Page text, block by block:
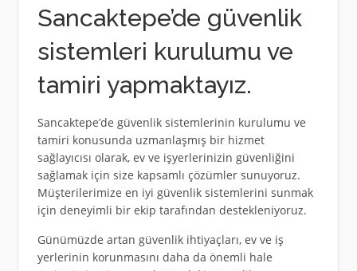
Sancaktepe’de güvenlik
sistemleri kurulumu ve
tamiri yapmaktayız.
Sancaktepe’de güvenlik sistemlerinin kurulumu ve
tamiri konusunda uzmanlaşmış bir hizmet
sağlayıcısı olarak, ev ve işyerlerinizin güvenliğini
sağlamak için size kapsamlı çözümler sunuyoruz.
Müşterilerimize en iyi güvenlik sistemlerini sunmak
için deneyimli bir ekip tarafından destekleniyoruz.
Günümüzde artan güvenlik ihtiyaçları, ev ve iş
yerlerinin korunmasını daha da önemli hale